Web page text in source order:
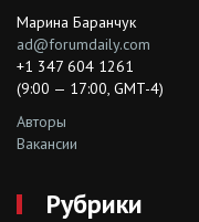
Марина Баранчук
ad@forumdaily.com
+1 347 604 1261
(9:00 — 17:00, GMT-4)
Авторы
Вакансии
Рубрики